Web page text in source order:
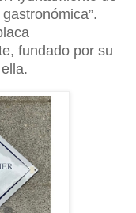
fundado por su